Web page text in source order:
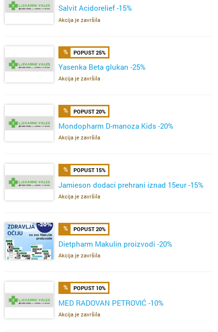
Salvit Acidorelief -15%
Akcija je završila
POPUST 25%
Yasenka Beta glukan -25%
Akcija je završila
POPUST 20%
Mondopharm D-manoza Kids -20%
Akcija je završila
POPUST 15%
Jamieson dodaci prehrani iznad 15eur -15%
Akcija je završila
POPUST 20%
Dietpharm Makulin proizvodi -20%
Akcija je završila
POPUST 10%
MED RADOVAN PETROVIĆ -10%
Akcija je završila